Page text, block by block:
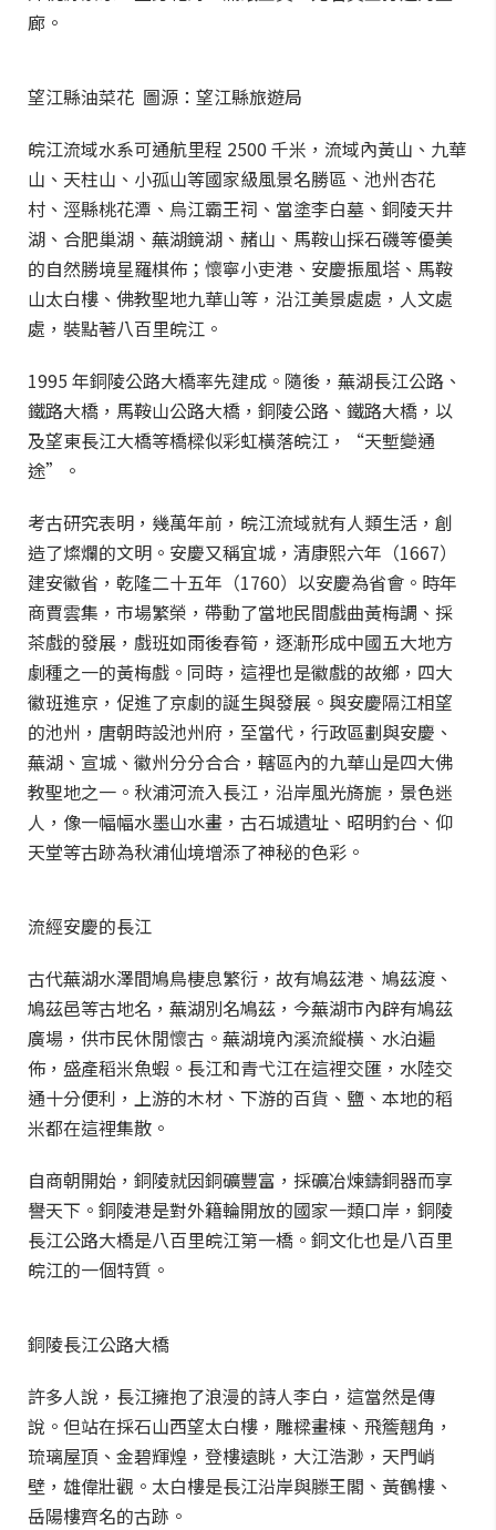
廊。
望江縣油菜花 圖源：望江縣旅遊局
皖江流域水系可通航里程 2500 千米，流域內黃山、九華
山、天柱山、小孤山等國家級風景名勝區、池州杏花
村、涇縣桃花潭、烏江霸王祠、當塗李白墓、銅陵天井
湖、合肥巢湖、蕪湖鏡湖、赭山、馬鞍山採石磯等優美
的自然勝境星羅棋佈；懷寧小吏港、安慶振風塔、馬鞍
山太白樓、佛教聖地九華山等，沿江美景處處，人文處
處，裝點著八百里皖江。
1995 年銅陵公路大橋率先建成。隨後，蕪湖長江公路、
鐵路大橋，馬鞍山公路大橋，銅陵公路、鐵路大橋，以
及望東長江大橋等橋樑似彩虹橫落皖江，“天塹變通
途”。
考古研究表明，幾萬年前，皖江流域就有人類生活，創
造了燦爛的文明。安慶又稱宜城，清康熙六年（1667）
建安徽省，乾隆二十五年（1760）以安慶為省會。時年
商賈雲集，市場繁榮，帶動了當地民間戲曲黃梅調、採
茶戲的發展，戲班如雨後春筍，逐漸形成中國五大地方
劇種之一的黃梅戲。同時，這裡也是徽戲的故鄉，四大
徽班進京，促進了京劇的誕生與發展。與安慶隔江相望
的池州，唐朝時設池州府，至當代，行政區劃與安慶、
蕪湖、宣城、徽州分分合合，轄區內的九華山是四大佛
教聖地之一。秋浦河流入長江，沿岸風光旖旎，景色迷
人，像一幅幅水墨山水畫，古石城遺址、昭明釣台、仰
天堂等古跡為秋浦仙境增添了神秘的色彩。
流經安慶的長江
古代蕪湖水澤間鳩鳥棲息繁衍，故有鳩茲港、鳩茲渡、
鳩茲邑等古地名，蕪湖別名鳩茲，今蕪湖市內辟有鳩茲
廣場，供市民休閒懷古。蕪湖境內溪流縱橫、水泊遍
佈，盛產稻米魚蝦。長江和青弋江在這裡交匯，水陸交
通十分便利，上游的木材、下游的百貨、鹽、本地的稻
米都在這裡集散。
自商朝開始，銅陵就因銅礦豐富，採礦冶煉鑄銅器而享
譽天下。銅陵港是對外籍輪開放的國家一類口岸，銅陵
長江公路大橋是八百里皖江第一橋。銅文化也是八百里
皖江的一個特質。
銅陵長江公路大橋
許多人說，長江擁抱了浪漫的詩人李白，這當然是傳
說。但站在採石山西望太白樓，雕樑畫棟、飛簷翹角，
琉璃屋頂、金碧輝煌，登樓遠眺，大江浩渺，天門峭
壁，雄偉壯觀。太白樓是長江沿岸與滕王閣、黃鶴樓、
岳陽樓齊名的古跡。